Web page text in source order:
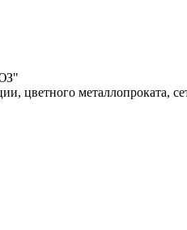
цветного металлопроката,